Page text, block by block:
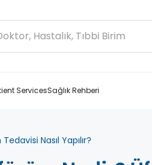
ServicesSağlık Rehberi
Nasıl Yapılır?